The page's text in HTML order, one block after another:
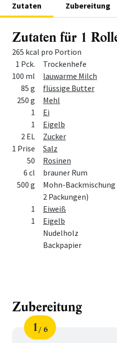
Zutaten Zubereitung
Zutaten für 1
265 kcal pro Portion
Menge Zutat
1 Pck.
Trockenhefe
100 ml
lauwarme Milch
85 g
flüssige Butter
250 g
Mehl
1
Ei
1
Eigelb
2 EL
Zucker
1 Prise
Salz
50
Rosinen
6 cl
brauner Rum
500 g
Mohn-
2 Packungen)
1
Eiweiß
1
Eigelb
Nudelholz
Backpapier
Zubereitung
1
6